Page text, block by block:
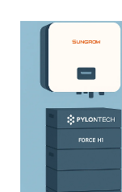
Intrerupatoare
Intrerupatoare
Separator sarcina
Releu
Separator fuzibil